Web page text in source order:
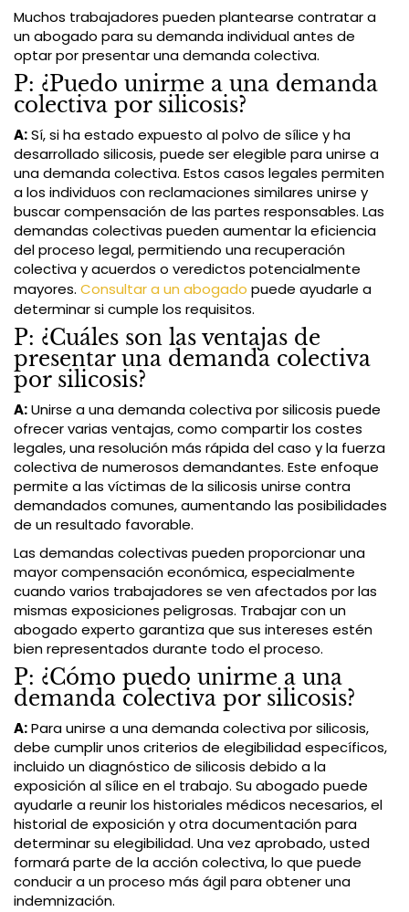
Muchos trabajadores pueden plantearse contratar a
un abogado para su demanda individual antes de
optar por presentar una demanda colectiva.
P: ¿Puedo unirme a una demanda
colectiva por silicosis?
A:Sí, si ha estado expuesto al polvo de sílice y ha
desarrollado silicosis, puede ser elegible para unirse a
una demanda colectiva. Estos casos legales permiten
a los individuos con reclamaciones similares unirse y
buscar compensación de las partes responsables. Las
demandas colectivas pueden aumentar la eficiencia
del proceso legal, permitiendo una recuperación
colectiva y acuerdos o veredictos potencialmente
mayores. Consultar a un abogado puede ayudarle a
determinar si cumple los requisitos.
P: ¿Cuáles son las ventajas de
presentar una demanda colectiva
por silicosis?
A:Unirse a una demanda colectiva por silicosis puede
ofrecer varias ventajas, como compartir los costes
legales, una resolución más rápida del caso y la fuerza
colectiva de numerosos demandantes. Este enfoque
permite a las víctimas de la silicosis unirse contra
demandados comunes, aumentando las posibilidades
de un resultado favorable.
Las demandas colectivas pueden proporcionar una
mayor compensación económica, especialmente
cuando varios trabajadores se ven afectados por las
mismas exposiciones peligrosas. Trabajar con un
abogado experto garantiza que sus intereses estén
bien representados durante todo el proceso.
P: ¿Cómo puedo unirme a una
demanda colectiva por silicosis?
A:Para unirse a una demanda colectiva por silicosis,
debe cumplir unos criterios de elegibilidad específicos,
incluido un diagnóstico de silicosis debido a la
exposición al sílice en el trabajo. Su abogado puede
ayudarle a reunir los historiales médicos necesarios, el
historial de exposición y otra documentación para
determinar su elegibilidad. Una vez aprobado, usted
formará parte de la acción colectiva, lo que puede
conducir a un proceso más ágil para obtener una
indemnización.